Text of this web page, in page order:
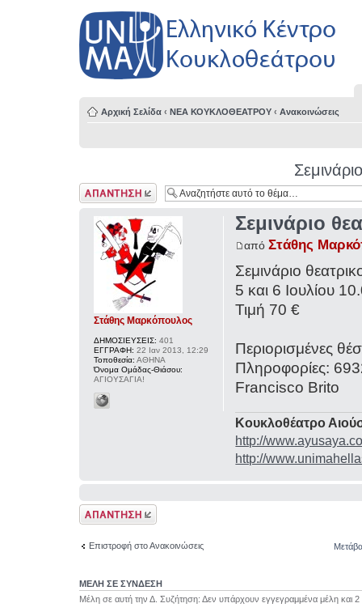
Αρχική Σελίδα ‹ ΝΕΑ ΚΟΥΚΛΟΘΕΑΤΡΟΥ ‹ Ανακοινώσεις
Δημιουργία
απάντησης
Σεμινάριο
απόΣτάθης
Σεμινάριο
5 και 6 Ιουλίου
Τιμή 70 €
Περιορισμένες
Πληροφορίες:
Francisco Brito
Κουκλοθέατρο
http://
http://
Στάθης Μαρκόπουλος
ΔΗΜΟΣΙΕΥΣΕΙΣ: 401
ΕΓΓΡΑΦΗ: 22 Ιαν 2013, 12:29
Τοποθεσία: ΑΘΗΝΑ
Όνομα Ομάδας-Θιάσου:
ΑΓΙΟΥΣΑΓΙΑ!
Δημιουργία
απάντησης
Επιστροφή στο Ανακοινώσεις
ΜΕΛΗ ΣΕ ΣΥΝΔΕΣΗ
Μέλη σε αυτή την Δ. Συζήτηση: Δεν υπάρχουν εγγεγραμμένα μέλη και 2